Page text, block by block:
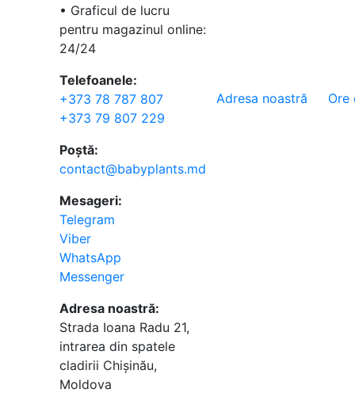
• Graficul de lucru
pentru magazinul online:
24/24
Telefoanele:
+373 78 787 807
+373 79 807 229
Poștă:
contact@babyplants.md
Mesageri:
Telegram
Viber
WhatsApp
Messenger
Adresa noastră:
Strada Ioana Radu 21,
intrarea din spatele
cladirii Chișinău,
Moldova
Adresa noastră Ore